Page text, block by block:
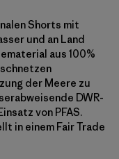
Shorts mit
und an Land
aus 100%
der Meere zu
DWR-
von PFAS.
in einem Fair Trade